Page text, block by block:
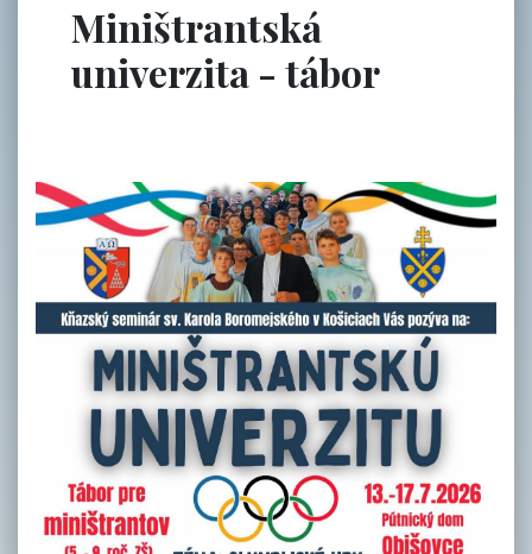
Miništrantská
univerzita - tábor